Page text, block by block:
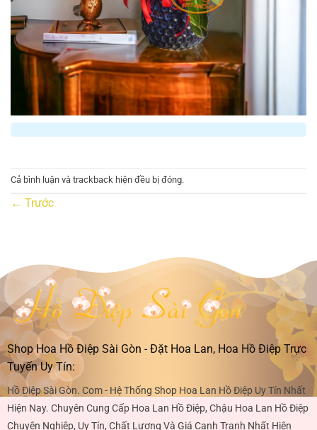
Cả bình luận và trackback hiện đều bị đóng.
← Trước
Shop Hoa Hồ Điệp Sài Gòn - Đặt Hoa Lan, Hoa Hồ Điệp Trực
Tuyến Uy Tín:
Hồ Điệp Sài Gòn. Com - Hệ Thống Shop Hoa Lan Hồ Điệp Uy Tín Nhất
Hiện Nay. Chuyên Cung Cấp Hoa Lan Hồ Điệp, Chậu Hoa Lan Hồ Điệp
Chuyên Nghiệp, Uy Tín, Chất Lượng Và Giá Cạnh Tranh Nhất Hiện